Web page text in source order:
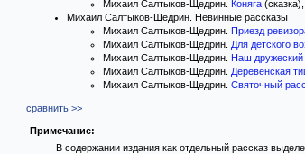
Михаил Салтыков-Щедрин. Коняга
Михаил Салтыков-Щедрин. Невинные рассказы
Михаил Салтыков-Щедрин. Приезд
Михаил Салтыков-Щедрин. Для детского
Михаил Салтыков-Щедрин. Наш дружеский
Михаил Салтыков-Щедрин. Деревенская
Михаил Салтыков-Щедрин. Святочный
сравнить >>
Примечание:
В содержании издания как отдельный рассказ